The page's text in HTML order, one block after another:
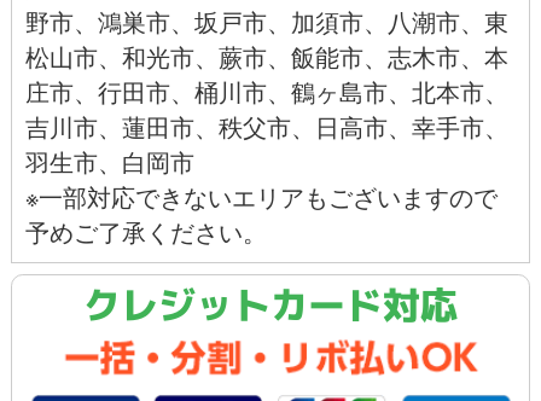
野市、 鴻巣市、 坂戸市、 加須市、 八潮市、 東
松山市、 和光市、 蕨市、 飯能市、 志木市、 本
庄市、 行田市、 桶川市、 鶴ヶ島市、 北本市、
吉川市、 蓮田市、 秩父市、 日高市、 幸手市、
羽生市、 白岡市
※一部対応できないエリアもございますので
予めご了承ください。
クレジットカード対応